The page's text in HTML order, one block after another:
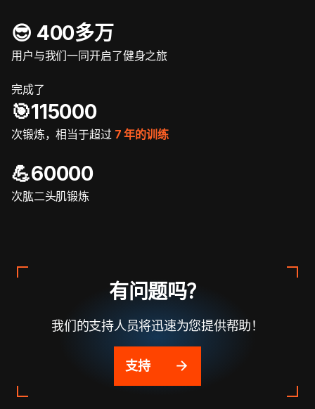
😎 400多万
用户与我们一同开启了健身之旅
完成了
🎯️115000
次锻炼，相当于超过 7 年的训练
💪60000
次肱二头肌锻炼
有问题吗？
我们的支持人员将迅速为您提供帮助！
支持